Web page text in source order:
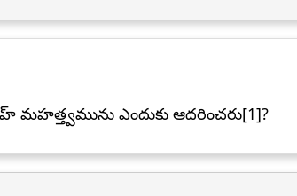
ఎందుకు ఆదరించరు[1]?